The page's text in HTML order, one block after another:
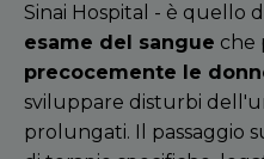
Sinai Hospital - è quello
esame del sangue che
precocemente le
sviluppare disturbi
prolungati. Il passaggio